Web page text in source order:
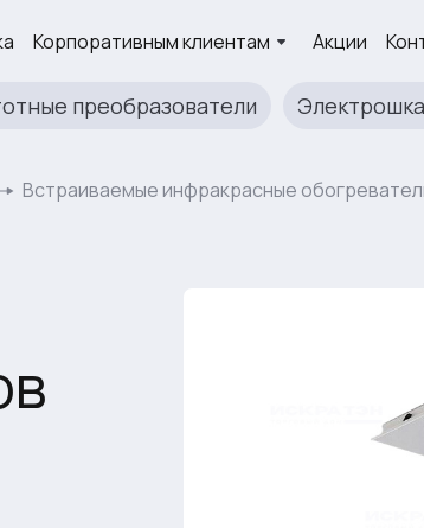
Корпоративным клиентам Акции
преобразователи
Встраиваемые инфракрасные